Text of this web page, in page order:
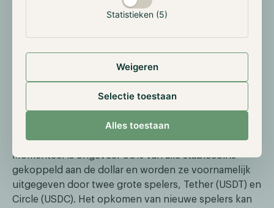
Statistieken (5)
Weigeren
Selectie toestaan
Alles toestaan
bij BaFin, de financiële toezichthouder van Duitsland.
Volgens de betrokken partijen is het doel om de
Momenteel is ongeveer 90% van alle stablecoins
gekoppeld aan de dollar en worden ze voornamelijk
uitgegeven door twee grote spelers, Tether (USDT) en
Circle (USDC). Het opkomen van nieuwe spelers kan